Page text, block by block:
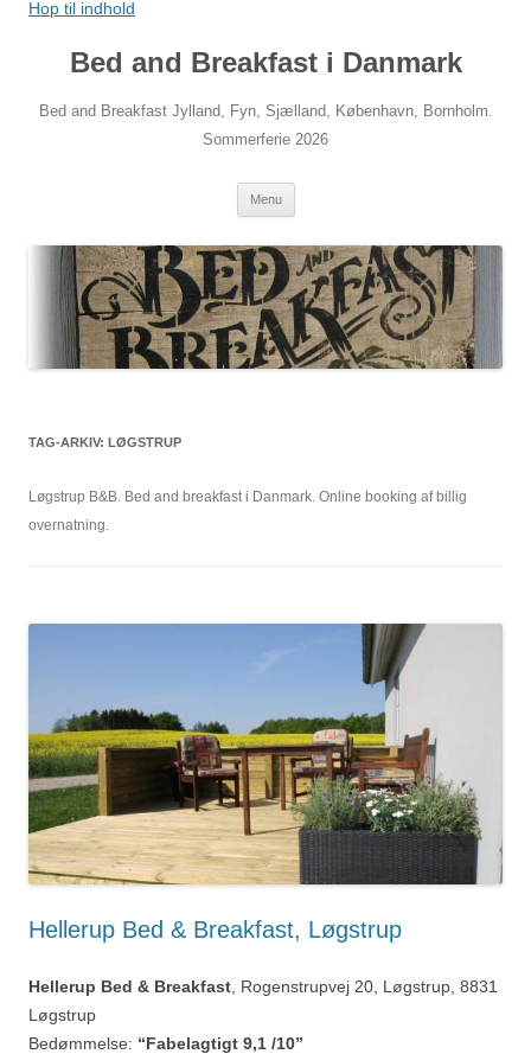
Hop til indhold
Bed and Breakfast i Danmark
Bed and Breakfast Jylland, Fyn, Sjælland, København, Bornholm.
Sommerferie 2026
Menu
TAG-ARKIV: LØGSTRUP
Løgstrup B&B. Bed and breakfast i Danmark. Online booking af billig
overnatning.
Hellerup Bed & Breakfast, Løgstrup
Hellerup Bed & Breakfast , Rogenstrupvej 20, Løgstrup, 8831
Løgstrup
Bedømmelse: “Fabelagtigt 9,1 /10”